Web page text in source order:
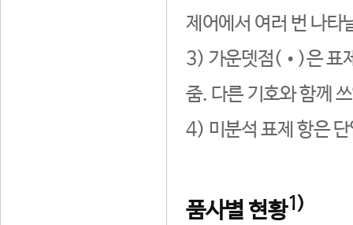
제어에서 여러 번 나타
3) 가운뎃점(•)은 표
줌. 다른 기호와 함께
4) 미분석 표제 항은
품사별 현황1)